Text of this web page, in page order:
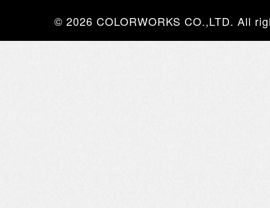
© 2026 COLORWORKS CO.,LTD. All